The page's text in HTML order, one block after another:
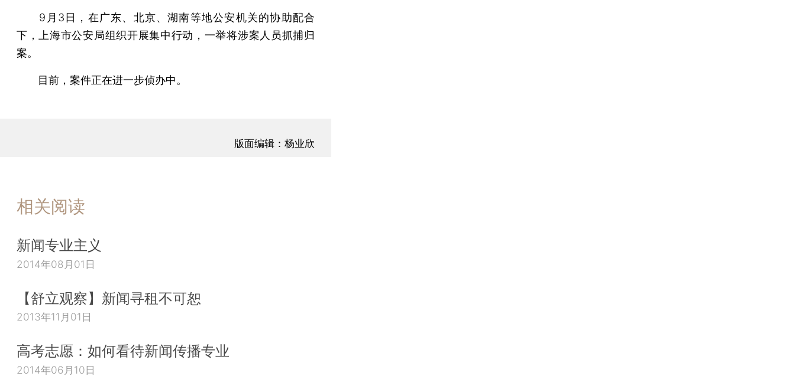
9月3日，在广东、北京、湖南等地公安机关的协助配合
下，上海市公安局组织开展集中行动，一举将涉案人员抓捕归
案。
目前，案件正在进一步侦办中。
版面编辑：杨业欣
相关阅读
新闻专业主义
2014年08月01日
【舒立观察】新闻寻租不可恕
2013年11月01日
高考志愿：如何看待新闻传播专业
2014年06月10日